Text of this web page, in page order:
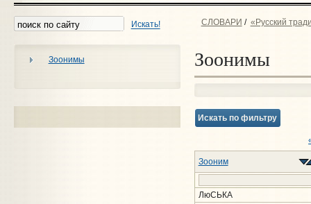
Искать!
Зоонимы
СЛОВАРИ / «Русский
Зоонимы
Искать по фильтру
Зооним
ЛюСЬКА